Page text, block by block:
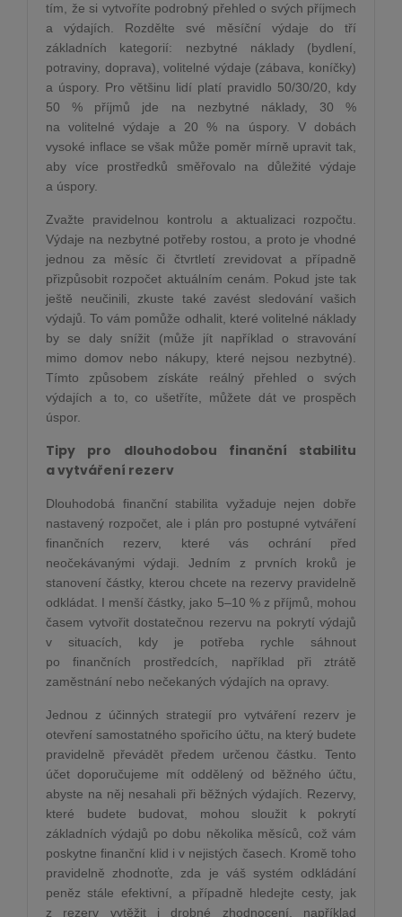
tím, že si vytvoříte podrobný přehled o svých příjmech
a výdajích. Rozdělte své měsíční výdaje do tří
základních kategorií: nezbytné náklady (bydlení,
potraviny, doprava), volitelné výdaje (zábava, koníčky)
a úspory. Pro většinu lidí platí pravidlo 50/30/20, kdy
50 % příjmů jde na nezbytné náklady, 30 %
na volitelné výdaje a 20 % na úspory. V dobách
vysoké inflace se však může poměr mírně upravit tak,
aby více prostředků směřovalo na důležité výdaje
a úspory.
Zvažte pravidelnou kontrolu a aktualizaci rozpočtu.
Výdaje na nezbytné potřeby rostou, a proto je vhodné
jednou za měsíc či čtvrtletí zrevidovat a případně
přizpůsobit rozpočet aktuálním cenám. Pokud jste tak
ještě neučinili, zkuste také zavést sledování vašich
výdajů. To vám pomůže odhalit, které volitelné náklady
by se daly snížit (může jít například o stravování
mimo domov nebo nákupy, které nejsou nezbytné).
Tímto způsobem získáte reálný přehled o svých
výdajích a to, co ušetříte, můžete dát ve prospěch
úspor.
Tipy pro dlouhodobou finanční stabilitu
a vytváření rezerv
Dlouhodobá finanční stabilita vyžaduje nejen dobře
nastavený rozpočet, ale i plán pro postupné vytváření
finančních rezerv, které vás ochrání před
neočekávanými výdaji. Jedním z prvních kroků je
stanovení částky, kterou chcete na rezervy pravidelně
odkládat. I menší částky, jako 5–10 % z příjmů, mohou
časem vytvořit dostatečnou rezervu na pokrytí výdajů
v situacích, kdy je potřeba rychle sáhnout
po finančních prostředcích, například při ztrátě
zaměstnání nebo nečekaných výdajích na opravy.
Jednou z účinných strategií pro vytváření rezerv je
otevření samostatného spořicího účtu, na který budete
pravidelně převádět předem určenou částku. Tento
účet doporučujeme mít oddělený od běžného účtu,
abyste na něj nesahali při běžných výdajích. Rezervy,
které budete budovat, mohou sloužit k pokrytí
základních výdajů po dobu několika měsíců, což vám
poskytne finanční klid i v nejistých časech. Kromě toho
pravidelně zhodnoťte, zda je váš systém odkládání
peněz stále efektivní, a případně hledejte cesty, jak
z rezerv vytěžit i drobné zhodnocení, například